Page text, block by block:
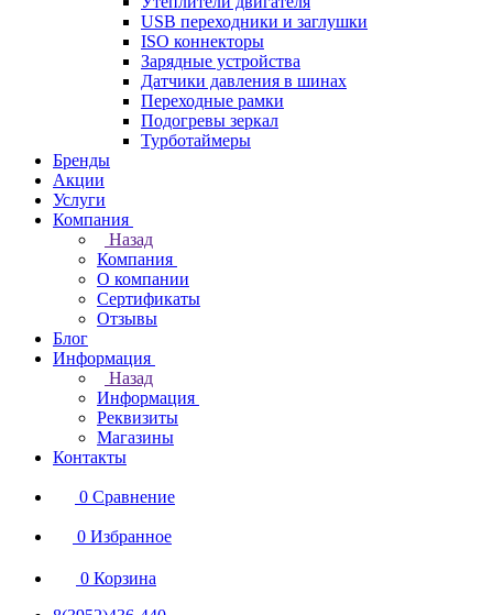
USB переходники и заглушки
ISO коннекторы
Зарядные устройства
Датчики давления в шинах
Переходные рамки
Подогревы зеркал
Турботаймеры
Бренды
Акции
Услуги
Компания
Назад
Компания
О компании
Сертификаты
Отзывы
Блог
Информация
Назад
Информация
Реквизиты
Магазины
Контакты
0 Сравнение
0 Избранное
0 Корзина